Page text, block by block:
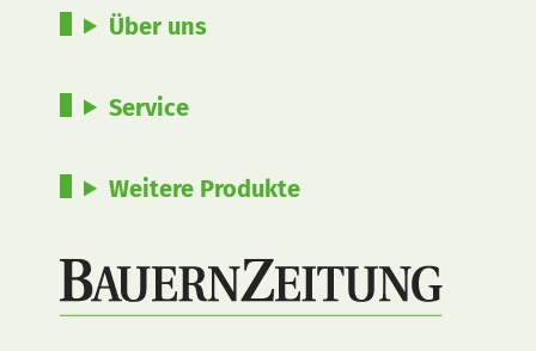
Über uns
Service
Weitere Produkte